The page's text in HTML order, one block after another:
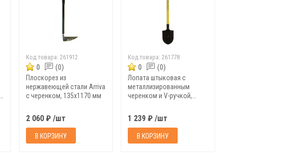
Код товара: 261912
0 (0)
Плоскорез из
нержавеющей стали Arriva
с черенком, 135x1170 мм
2 060 ₽ /шт
В КОРЗИНУ
Код товара:261778
0 (0)
Лопата штыковая с
металлизированным
черенком и V-ручкой,
1 239 ₽ /шт
В КОРЗИНУ